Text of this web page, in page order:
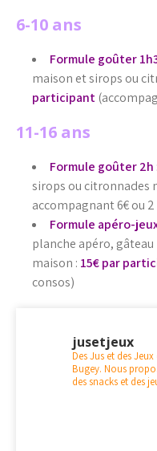
6-10 ans
Formule goûter
maison et sirops ou
participant
11-16 ans
Formule goûter 2h
sirops ou citronnades
accompagnant 6€ ou
Formule apéro-
planche apéro,
maison : 15€ par
consos)
jusetjeux
Des Jus et des
Bugey. Nous
des snacks et des